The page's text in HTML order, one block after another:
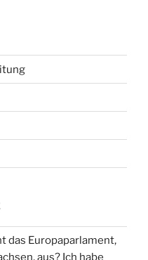
das Europaparlament,
aus? Ich habe